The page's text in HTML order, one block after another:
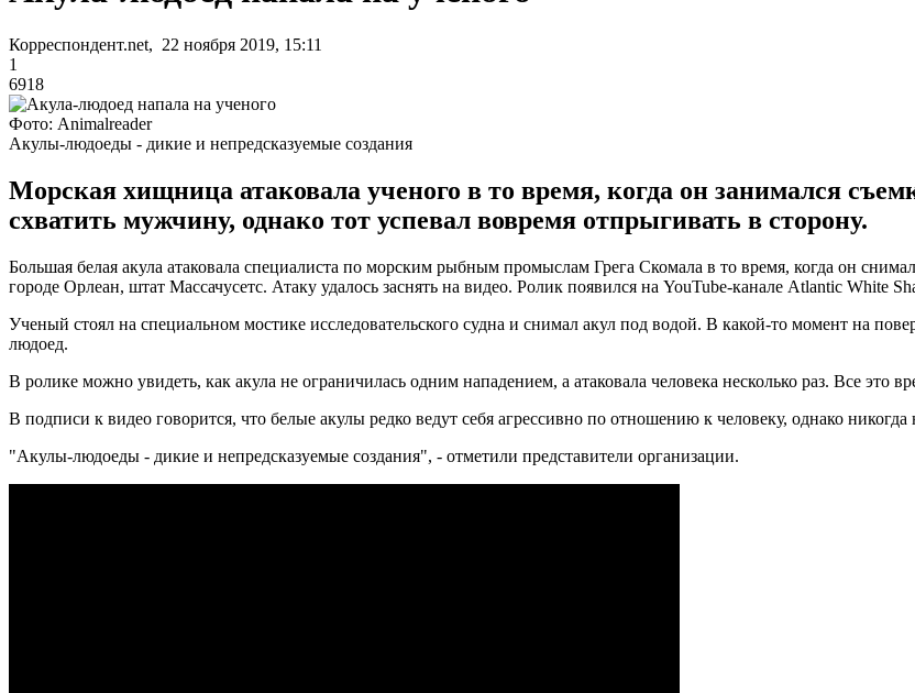
Корреспондент.net, 22 ноября 2019, 15:11
1
6918
Фото: Аnimalreader
Акулы-людоеды - дикие и непредсказуемые создания
Морская хищница атаковала ученого в то время, когда он занимался
схватить мужчину, однако тот успевал вовремя отпрыгивать в сторону.
Большая белая акула атаковала специалиста по морским рыбным промыслам Грега Скомала в то время, когда он
городе Орлеан, штат Массачусетс. Атаку удалось заснять на видео. Ролик появился на YouTube-канале Atlantic White
Ученый стоял на специальном мостике исследовательского судна и снимал акул под водой. В какой-то момент на
людоед.
В ролике можно увидеть, как акула не ограничилась одним нападением, а атаковала человека несколько раз. Все это
В подписи к видео говорится, что белые акулы редко ведут себя агрессивно по отношению к человеку, однако никогда
"Акулы-людоеды - дикие и непредсказуемые создания", - отметили представители организации.